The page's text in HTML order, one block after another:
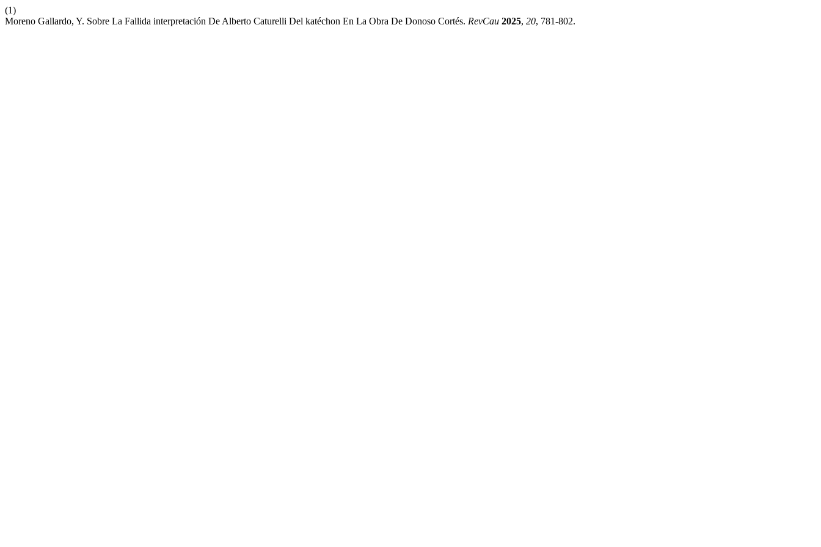
(1)
Moreno Gallardo, Y. Sobre La Fallida interpretación De Alberto Caturelli Del katéchon En La Obra De Donoso Cortés. RevCau 2025, 20, 781-802.